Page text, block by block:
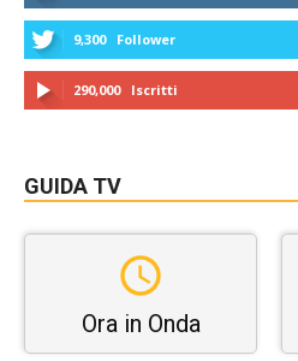
9,300 Follower
290,000 Iscritti
GUIDA TV
Ora in Onda